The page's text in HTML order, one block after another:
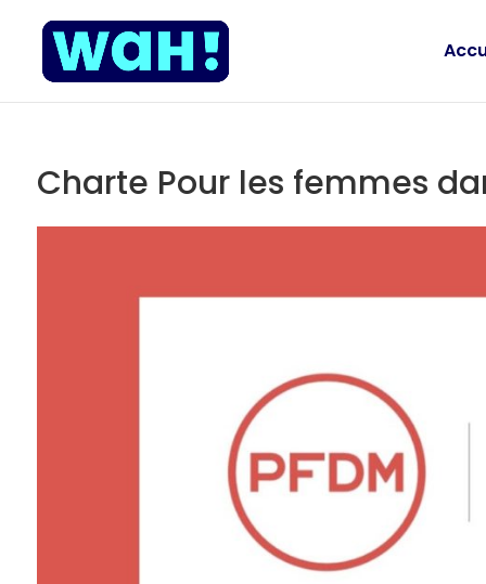
Charte Pour les femmes